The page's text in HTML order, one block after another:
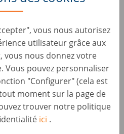
vous nous autorisez
utilisateur grâce aux
vous nous donnez votre
Vous pouvez personnaliser
"Configurer" (cela est
moment sur la page de
trouver notre politique
ici .
inclusive ayant pour
des chances dans l'accès et
Group, développe un
à tous et à toutes sans